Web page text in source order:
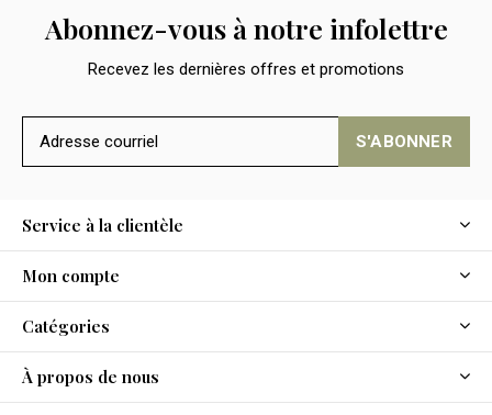
Abonnez-vous à notre infolettre
Recevez les dernières offres et promotions
S'ABONNER
Service à la clientèle
Mon compte
Catégories
À propos de nous